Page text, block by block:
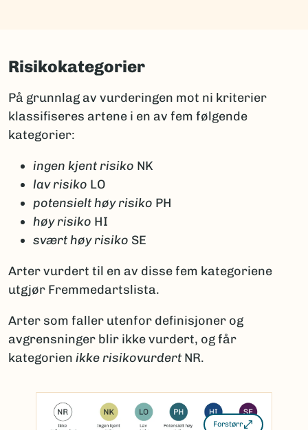
Risikokategorier
På grunnlag av vurderingen mot ni kriterier
klassifiseres artene i en av fem følgende
kategorier:
ingen kjent risiko NK
lav risiko LO
potensielt høy risiko PH
høy risiko HI
svært høy risiko SE
Arter vurdert til en av disse fem kategoriene
utgjør Fremmedartslista.
Arter som faller utenfor definisjoner og
avgrensninger blir ikke vurdert, og får
kategorien ikke risikovurdert NR.
Forstørr